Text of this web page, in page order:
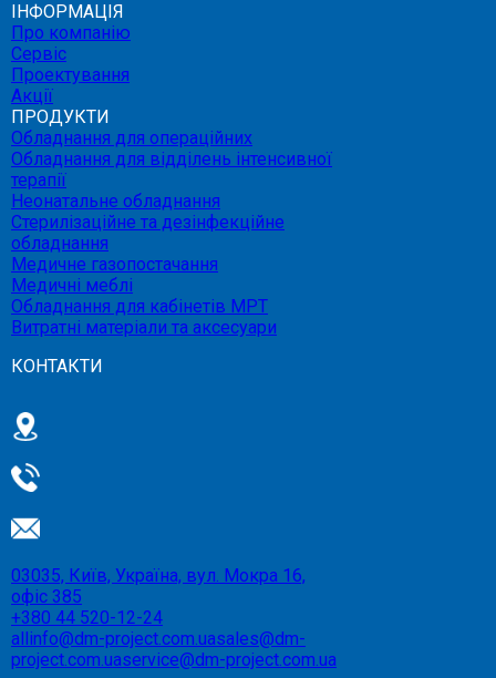
ІНФОРМАЦІЯ
Про компанію
Сервіс
Проектування
Акції
ПРОДУКТИ
Обладнання для операційних
Обладнання для відділень інтенсивної
терапії
Неонатальне обладнання
Стерилізаційне та дезінфекційне
обладнання
Медичне газопостачання
Медичні меблі
Обладнання для кабінетів МРТ
Витратні матеріали та аксесуари
КОНТАКТИ
03035, Київ, Україна, вул. Мокра 16,
офіс 385
+380 44 520-12-24
allinfo@dm-project.com.uasales@dm-
project.com.uaservice@dm-project.com.ua